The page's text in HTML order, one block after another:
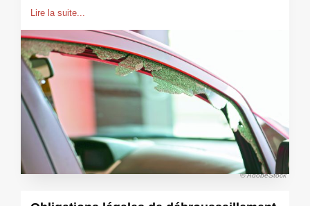
Lire la suite...
© AdobeStock